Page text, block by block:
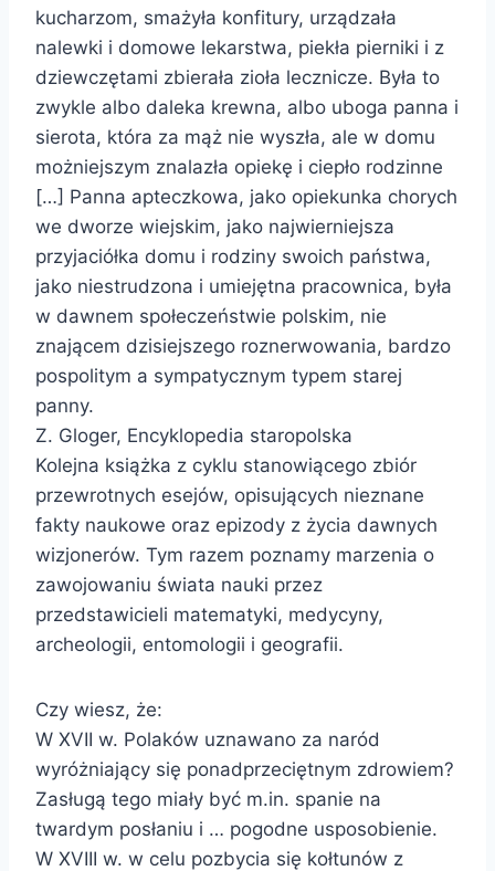
kucharzom, smażyła konfitury, urządzała
nalewki i domowe lekarstwa, piekła pierniki i z
dziewczętami zbierała zioła lecznicze. Była to
zwykle albo daleka krewna, albo uboga panna i
sierota, która za mąż nie wyszła, ale w domu
możniejszym znalazła opiekę i ciepło rodzinne
[…] Panna apteczkowa, jako opiekunka chorych
we dworze wiejskim, jako najwierniejsza
przyjaciółka domu i rodziny swoich państwa,
jako niestrudzona i umiejętna pracownica, była
w dawnem społeczeństwie polskim, nie
znającem dzisiejszego roznerwowania, bardzo
pospolitym a sympatycznym typem starej
panny.
Z. Gloger, Encyklopedia staropolska
Kolejna książka z cyklu stanowiącego zbiór
przewrotnych esejów, opisujących nieznane
fakty naukowe oraz epizody z życia dawnych
wizjonerów. Tym razem poznamy marzenia o
zawojowaniu świata nauki przez
przedstawicieli matematyki, medycyny,
archeologii, entomologii i geografii.
Czy wiesz, że:
W XVII w. Polaków uznawano za naród
wyróżniający się ponadprzeciętnym zdrowiem?
Zasługą tego miały być m.in. spanie na
twardym posłaniu i … pogodne usposobienie.
W XVIII w. w celu pozbycia się kołtunów z